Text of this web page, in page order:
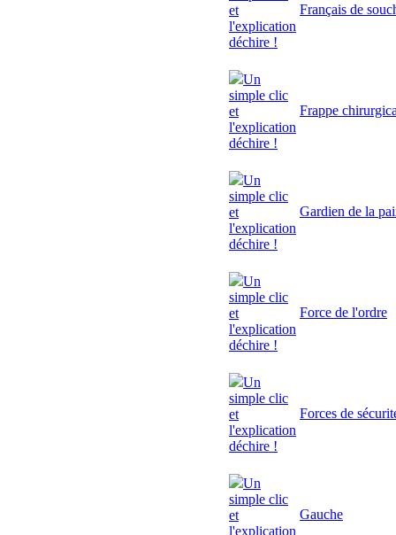
et
l'explication
déchire !
Français de
Un
simple clic
et
l'explication
déchire !
Frappe
Un
simple clic
et
l'explication
déchire !
Gardien de la
Un
simple clic
et
l'explication
déchire !
Force de l'ordre
Un
simple clic
et
l'explication
déchire !
Forces de
Un
simple clic
et
l'explication
Gauche